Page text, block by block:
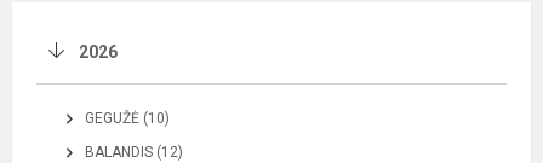
2026
GEGUŽĖ (10)
BALANDIS (12)